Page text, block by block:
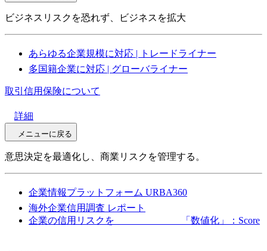
ビジネスリスクを恐れず、ビジネスを拡大
あらゆる企業規模に対応 | トレードライナー
多国籍企業に対応 | グローバライナー
取引信用保険について
詳細
メニューに戻る
意思決定を最適化し、商業リスクを管理する。
企業情報プラットフォーム URBA360
海外企業信用調査 レポート
企業の信用リスクを 「数値化」：Score